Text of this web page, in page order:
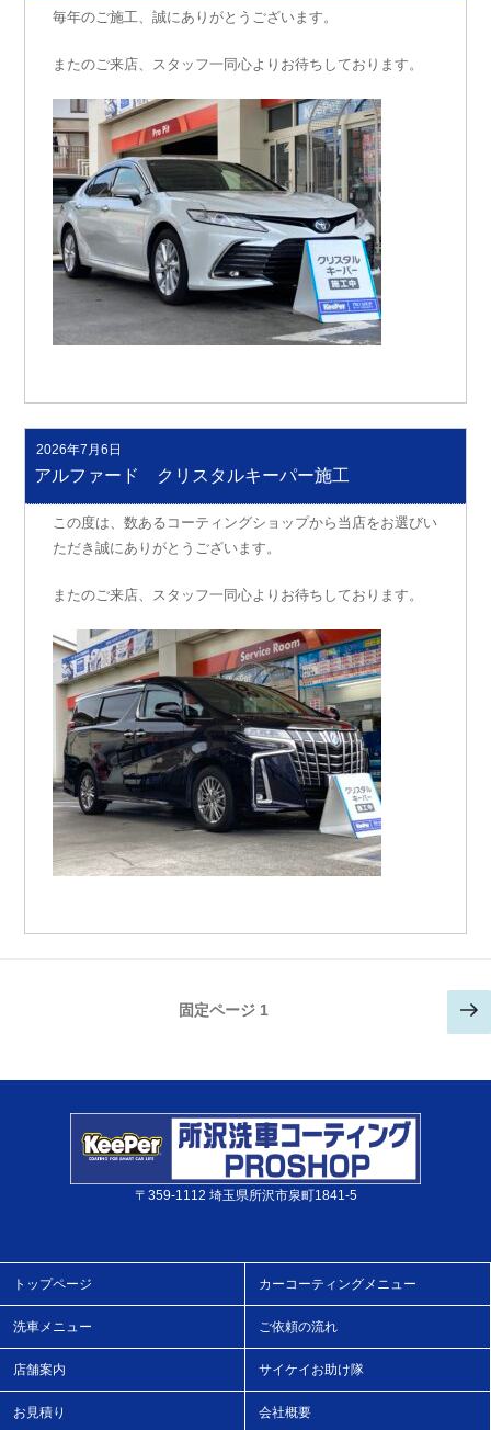
毎年のご施工、誠にありがとうございます。
またのご来店、スタッフ一同心よりお待ちしております。
投
稿
2026年7月6日
アルファード クリスタルキーパー施工
この度は、数あるコーティングショップから当店をお選びい
ただき誠にありがとうございます。
またのご来店、スタッフ一同心よりお待ちしております。
固定ページ 1
次
の
ー
〒359-1112 埼玉県所沢市泉町1841-5
トップページ カーコーティングメニュー
洗車メニュー ご依頼の流れ
店舗案内 サイケイお助け隊
お見積り 会社概要